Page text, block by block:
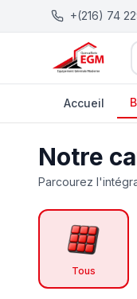
+(216) 74
Accueil
Notre
Parcourez
Tous